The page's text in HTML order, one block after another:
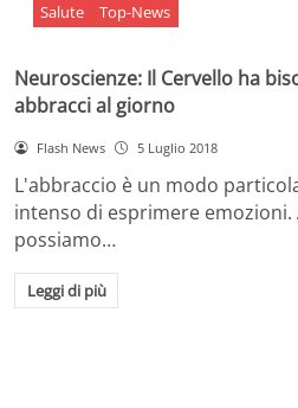
Salute Top-News
Neuroscienze: Il Cervello ha
abbracci al giorno
Flash News 5 Luglio 2018
L'abbraccio è un modo
intenso di esprimere
possiamo…
Leggi di più